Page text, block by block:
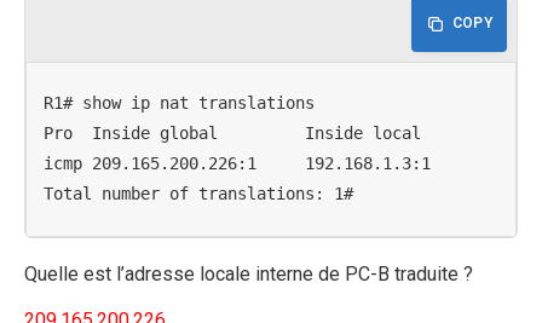
COPY
R1# show ip nat translations
Pro  Inside global         Inside local
icmp 209.165.200.226:1     192.168.1.3:1
Total number of translations: 1#
Quelle est l’adresse locale interne de PC-B traduite ?